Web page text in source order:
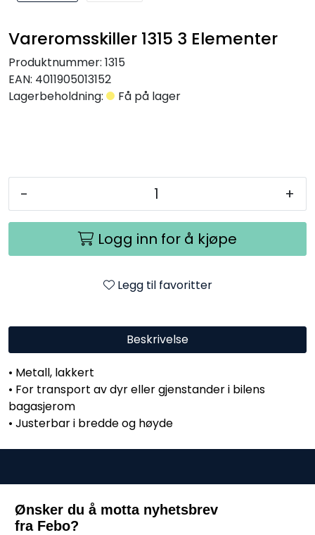
Vareromsskiller 1315 3 Elementer
Produktnummer: 1315
EAN: 4011905013152
Lagerbeholdning:
Få på lager
- +
Logg inn for å kjøpe
Legg til favoritter
Beskrivelse
• Metall, lakkert
• For transport av dyr eller gjenstander i bilens
bagasjerom
• Justerbar i bredde og høyde
Ønsker du å motta nyhetsbrev
fra Febo?